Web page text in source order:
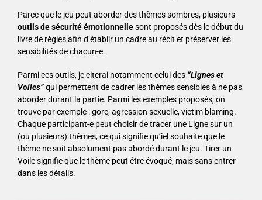
Parce que le jeu peut aborder des thèmes sombres, plusieurs
outils de sécurité émotionnellesont proposés dès le début du
livre de règles afin d’établir un cadre au récit et préserver les
sensibilités de chacun-e.
Parmi ces outils, je citerai notamment celui des “Lignes et
Voiles”qui permettent de cadrer les thèmes sensibles à ne pas
aborder durant la partie. Parmi les exemples proposés, on
trouve par exemple : gore, agression sexuelle, victim blaming.
Chaque participant-e peut choisir de tracer une Ligne sur un
(ou plusieurs) thèmes, ce qui signifie qu’iel souhaite que le
thème ne soit absolument pas abordé durant le jeu. Tirer un
Voile signifie que le thème peut être évoqué, mais sans entrer
dans les détails.